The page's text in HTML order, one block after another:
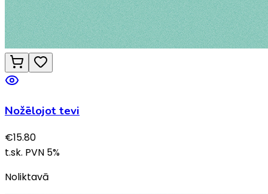
Nožēlojot tevi
€15.80
t.sk. PVN 5%
Noliktavā